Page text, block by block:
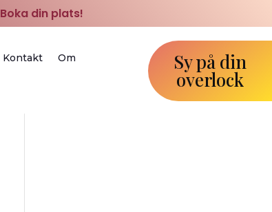
Boka din plats!
Kontakt Om Sy på din
overlock